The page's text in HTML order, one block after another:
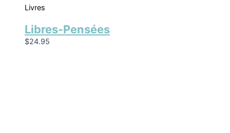
Livres
Libres-Pensées
$24.95